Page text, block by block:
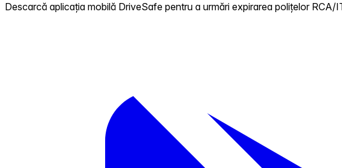
Descarcă aplicația mobilă DriveSafe pentru a urmări expirarea polițelor